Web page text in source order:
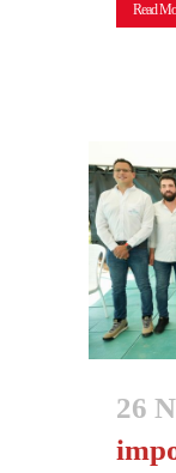
Read
26